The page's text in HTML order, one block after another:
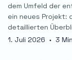
dem Umfeld der
ein neues Projekt:
detaillierten
1. Juli 2026 • 3